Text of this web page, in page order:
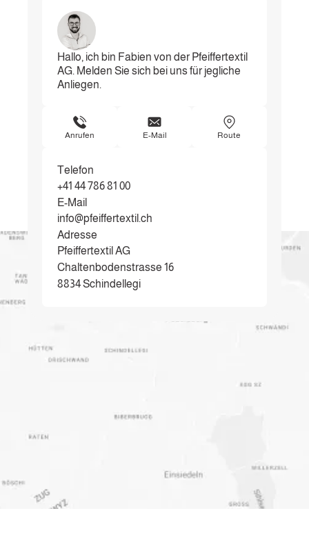
Hallo, ich bin Fabien von der Pfeiffertextil
AG. Melden Sie sich bei uns für jegliche
Anliegen.
Anrufen E-Mail Route
Telefon
+41 44 786 81 00
E-Mail
info@pfeiffertextil.ch
Adresse
Pfeiffertextil AG
Chaltenbodenstrasse 16
8834 Schindellegi